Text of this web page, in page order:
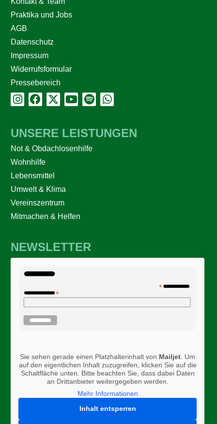
Praktika und Jobs
AGB
Datenschutz
Impressum
Widerrufsformular
Pressebereich
UNSERE LEISTUNGEN
Not & Obdachlosenhilfe
Wohnhilfe
Lebensmittel
Umwelt & Klima
Vereinszentrum
Mitmachen & Helfen
NEWSLETTER
Sie sehen gerade einen Platzhalterinhalt von Mailjet . Um
auf den eigentlichen Inhalt zuzugreifen, klicken Sie auf die
Schaltfläche unten. Bitte beachten Sie, dass dabei Daten
an Drittanbieter weitergegeben werden.
Mehr Informationen
Inhalt entsperren